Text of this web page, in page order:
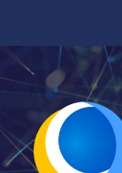
contenuto